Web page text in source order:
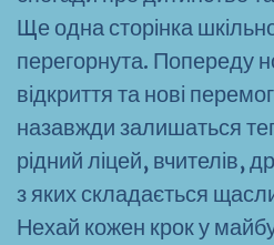
Ще одна сторінка
перегорнута. Попереду
відкриття та нові
назавжди залишаться
рідний ліцей, вчителів,
з яких складається
Нехай кожен крок у